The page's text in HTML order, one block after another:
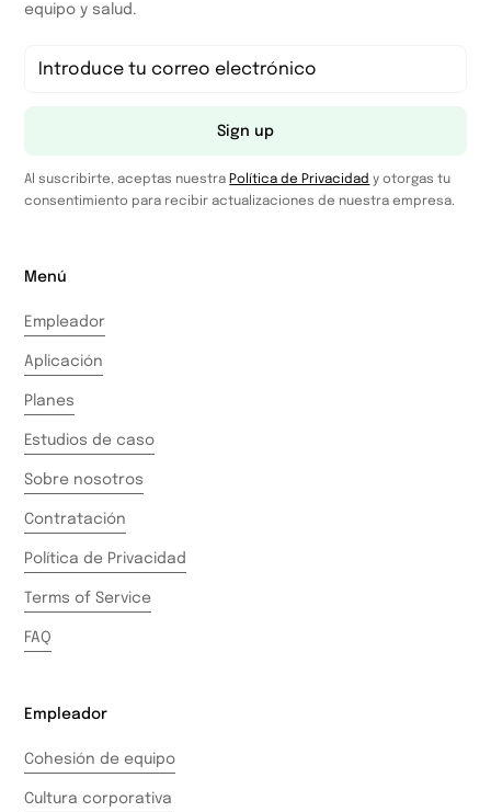
equipo y salud.
Sign up
Al suscribirte, aceptas nuestra Política de Privacidad y otorgas tu
consentimiento para recibir actualizaciones de nuestra empresa.
Menú
Empleador
Aplicación
Planes
Estudios de caso
Sobre nosotros
Contratación
Política de Privacidad
Terms of Service
FAQ
Empleador
Cohesión de equipo
Cultura corporativa